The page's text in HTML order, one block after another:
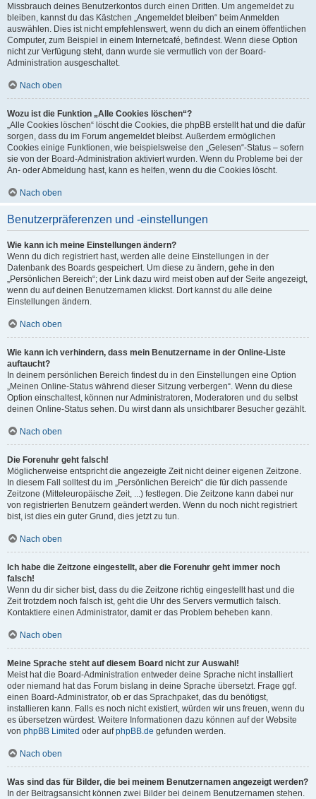
Missbrauch deines Benutzerkontos durch einen Dritten. Um angemeldet zu
bleiben, kannst du das Kästchen „Angemeldet bleiben“ beim Anmelden
auswählen. Dies ist nicht empfehlenswert, wenn du dich an einem öffentlichen
Computer, zum Beispiel in einem Internetcafé, befindest. Wenn diese Option
nicht zur Verfügung steht, dann wurde sie vermutlich von der Board-
Administration ausgeschaltet.
Nach oben
Wozu ist die Funktion „Alle Cookies löschen“?
„Alle Cookies löschen“ löscht die Cookies, die phpBB erstellt hat und die dafür
sorgen, dass du im Forum angemeldet bleibst. Außerdem ermöglichen
Cookies einige Funktionen, wie beispielsweise den „Gelesen“-Status – sofern
sie von der Board-Administration aktiviert wurden. Wenn du Probleme bei der
An- oder Abmeldung hast, kann es helfen, wenn du die Cookies löscht.
Nach oben
Benutzerpräferenzen und -einstellungen
Wie kann ich meine Einstellungen ändern?
Wenn du dich registriert hast, werden alle deine Einstellungen in der
Datenbank des Boards gespeichert. Um diese zu ändern, gehe in den
„Persönlichen Bereich“; der Link dazu wird meist oben auf der Seite angezeigt,
wenn du auf deinen Benutzernamen klickst. Dort kannst du alle deine
Einstellungen ändern.
Nach oben
Wie kann ich verhindern, dass mein Benutzername in der Online-Liste
auftaucht?
In deinem persönlichen Bereich findest du in den Einstellungen eine Option
„Meinen Online-Status während dieser Sitzung verbergen“. Wenn du diese
Option einschaltest, können nur Administratoren, Moderatoren und du selbst
deinen Online-Status sehen. Du wirst dann als unsichtbarer Besucher gezählt.
Nach oben
Die Forenuhr geht falsch!
Möglicherweise entspricht die angezeigte Zeit nicht deiner eigenen Zeitzone.
In diesem Fall solltest du im „Persönlichen Bereich“ die für dich passende
Zeitzone (Mitteleuropäische Zeit, ...) festlegen. Die Zeitzone kann dabei nur
von registrierten Benutzern geändert werden. Wenn du noch nicht registriert
bist, ist dies ein guter Grund, dies jetzt zu tun.
Nach oben
Ich habe die Zeitzone eingestellt, aber die Forenuhr geht immer noch
falsch!
Wenn du dir sicher bist, dass du die Zeitzone richtig eingestellt hast und die
Zeit trotzdem noch falsch ist, geht die Uhr des Servers vermutlich falsch.
Kontaktiere einen Administrator, damit er das Problem beheben kann.
Nach oben
Meine Sprache steht auf diesem Board nicht zur Auswahl!
Meist hat die Board-Administration entweder deine Sprache nicht installiert
oder niemand hat das Forum bislang in deine Sprache übersetzt. Frage ggf.
einen Board-Administrator, ob er das Sprachpaket, das du benötigst,
installieren kann. Falls es noch nicht existiert, würden wir uns freuen, wenn du
es übersetzen würdest. Weitere Informationen dazu können auf der Website
von phpBB Limited oder aufphpBB.de gefunden werden.
Nach oben
Was sind das für Bilder, die bei meinem Benutzernamen angezeigt werden?
In der Beitragsansicht können zwei Bilder bei deinem Benutzernamen stehen.